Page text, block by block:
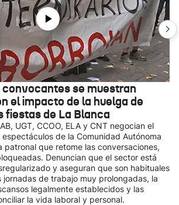
se muestran
el impacto de la huelga de
fiestas de La Blanca
UGT, CCOO, ELA y CNT negocian el
de la Comunidad Autónoma
patronal que retome las conversaciones,
Denuncian que el sector está
y aseguran que son habituales
jornadas de trabajo muy prolongadas, la
legalmente establecidos y las
la vida laboral y personal.